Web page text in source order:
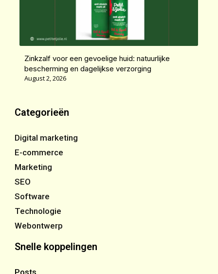
Zinkzalf voor een gevoelige huid: natuurlijke
bescherming en dagelijkse verzorging
August 2, 2026
Categorieën
Digital marketing
E-commerce
Marketing
SEO
Software
Technologie
Webontwerp
Snelle koppelingen